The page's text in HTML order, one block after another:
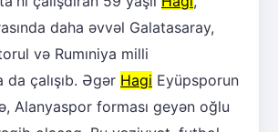
daha əvvəl Galatasaray,
və Rumıniya milli
da çalışıb. Əgər Hagi Eyüpsporun
Alanyaspor forması geyən oğlu